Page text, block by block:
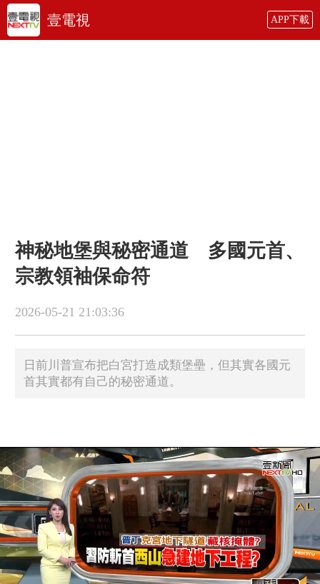
壹電視 APP下載
神秘地堡與秘密通道 多國元首、
宗教領袖保命符
2026-05-21 21:03:36
日前川普宣布把白宮打造成類堡壘，但其實各國元
首其實都有自己的秘密通道。